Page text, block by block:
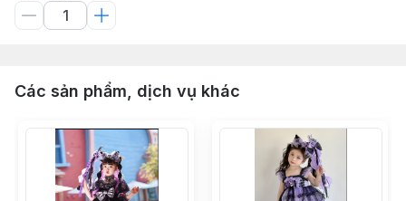
Các sản phẩm, dịch vụ khác